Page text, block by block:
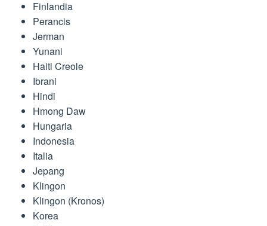
Finlandia
Perancis
Jerman
Yunani
Haiti Creole
Ibrani
Hindi
Hmong Daw
Hungaria
Indonesia
Italia
Jepang
Klingon
Klingon (Kronos)
Korea